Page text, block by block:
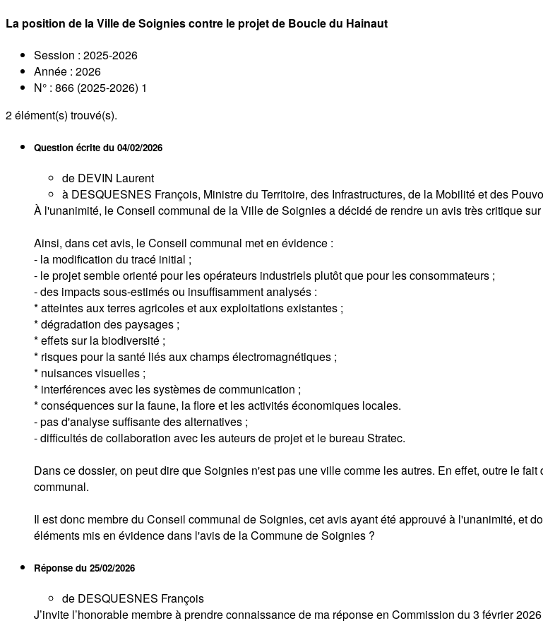
La position de la Ville de Soignies contre le projet de Boucle du Hainaut
Session : 2025-2026
Année : 2026
N° : 866 (2025-2026) 1
2élément(s) trouvé(s).
Question écrite du 04/02/2026
de DEVIN Laurent
à DESQUESNES François, Ministre du Territoire, des Infrastructures, de la Mobilité et des
À l'unanimité, le Conseil communal de la Ville de Soignies a décidé de rendre un avis très critique
Ainsi, dans cet avis, le Conseil communal met en évidence :
- la modification du tracé initial ;
- le projet semble orienté pour les opérateurs industriels plutôt que pour les consommateurs ;
- des impacts sous-estimés ou insuffisamment analysés :
* atteintes aux terres agricoles et aux exploitations existantes ;
* dégradation des paysages ;
* effets sur la biodiversité ;
* risques pour la santé liés aux champs électromagnétiques ;
* nuisances visuelles ;
* interférences avec les systèmes de communication ;
* conséquences sur la faune, la flore et les activités économiques locales.
- pas d'analyse suffisante des alternatives ;
- difficultés de collaboration avec les auteurs de projet et le bureau Stratec.
Dans ce dossier, on peut dire que Soignies n'est pas une ville comme les autres. En effet, outre le
communal.
Il est donc membre du Conseil communal de Soignies, cet avis ayant été approuvé à l'unanimité, et
éléments mis en évidence dans l'avis de la Commune de Soignies ?
Réponse du 25/02/2026
de DESQUESNES François
J’invite l’honorable membre à prendre connaissance de ma réponse en Commission du 3 février